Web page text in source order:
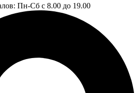
Пн-Сб с 8.00 до 19.00